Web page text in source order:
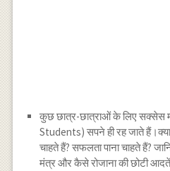
कुछ छात्र-छात्राओं के लिए सक्सेस
Students) सपने ही रह जाते
चाहते हैं? सफलता पाना चाहते हैं?
मंत्र और कैसे रोजाना की छोटी